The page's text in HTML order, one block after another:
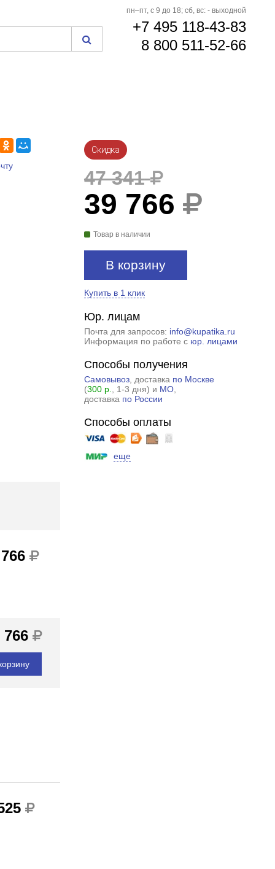
пн–пт, с 9 до 18; сб, вс: - выходной
+7 495 118-43-83
8 800 511-52-66
Скидка
47 341
39 766
Товар в наличии
В корзину
Купить в 1 клик
Юр. лицам
Почта для запросов: info@kupatika.ru
Информация по работе с юр. лицами
Способы получения
Самовывоз, доставка по Москве
(300 р. , 1-3 дня) и МО,
доставка по России
Способы оплаты
еще
766